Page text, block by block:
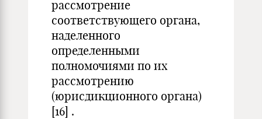
рассмотрение
соответствующего органа,
наделенного
определенными
полномочиями по их
рассмотрению
(юрисдикционного органа)
[16] .